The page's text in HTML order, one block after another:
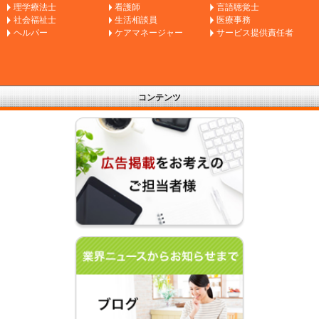
理学療法士
看護師
言語聴覚士
社会福祉士
生活相談員
医療事務
ヘルパー
ケアマネージャー サービス提供責任者
コンテンツ